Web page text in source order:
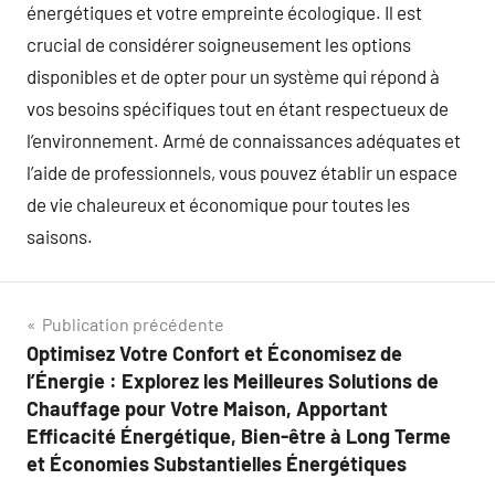
énergétiques et votre empreinte écologique. Il est
crucial de considérer soigneusement les options
disponibles et de opter pour un système qui répond à
vos besoins spécifiques tout en étant respectueux de
l’environnement. Armé de connaissances adéquates et
l’aide de professionnels, vous pouvez établir un espace
de vie chaleureux et économique pour toutes les
saisons.
Navigation
de
l’article
Publication précédente
Optimisez Votre Confort et Économisez de
l’Énergie : Explorez les Meilleures Solutions de
Chauffage pour Votre Maison, Apportant
Efficacité Énergétique, Bien-être à Long Terme
et Économies Substantielles Énergétiques